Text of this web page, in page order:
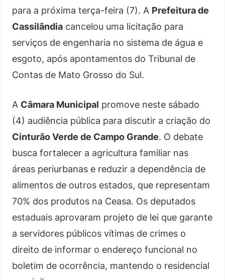
para a próxima terça-feira (7). A Prefeitura de
Cassilândia cancelou uma licitação para
serviços de engenharia no sistema de água e
esgoto, após apontamentos do Tribunal de
Contas de Mato Grosso do Sul.
A Câmara Municipal promove neste sábado
(4) audiência pública para discutir a criação do
Cinturão Verde de Campo Grande. O debate
busca fortalecer a agricultura familiar nas
áreas periurbanas e reduzir a dependência de
alimentos de outros estados, que representam
70% dos produtos na Ceasa. Os deputados
estaduais aprovaram projeto de lei que garante
a servidores públicos vítimas de crimes o
direito de informar o endereço funcional no
boletim de ocorrência, mantendo o residencial